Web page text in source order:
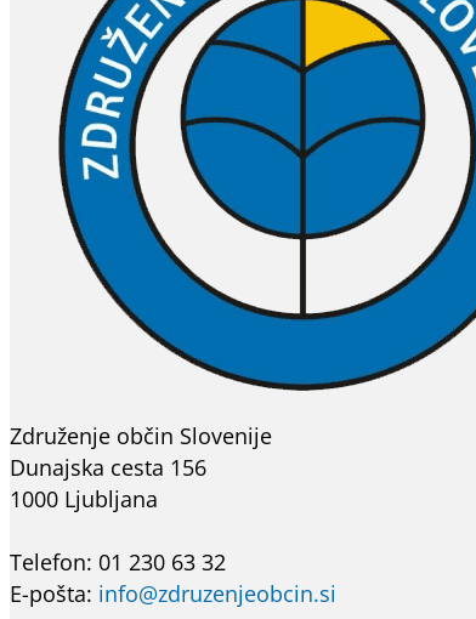
Združenje občin Slovenije
Dunajska cesta 156
1000 Ljubljana
Telefon: 01 230 63 32
E-pošta: info@zdruzenjeobcin.si